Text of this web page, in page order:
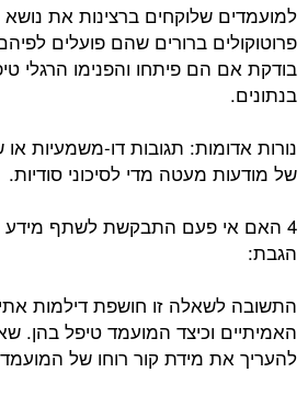
למועמדים שלוקחים ברצינות את נושא
פרוטוקולים ברורים שהם פועלים
בודקת אם הם פיתחו והפנימו הרגלי
בנתונים.
נורות אדומות: תגובות דו-משמעיות
של מודעות מעטה מדי לסיכוני סודיות.
4 האם אי פעם התבקשת לשתף מידע
הגבת:
התשובה לשאלה זו חושפת דילמות
האמיתיים וכיצד המועמד טיפל בהן.
להעריך את מידת קור רוחו של